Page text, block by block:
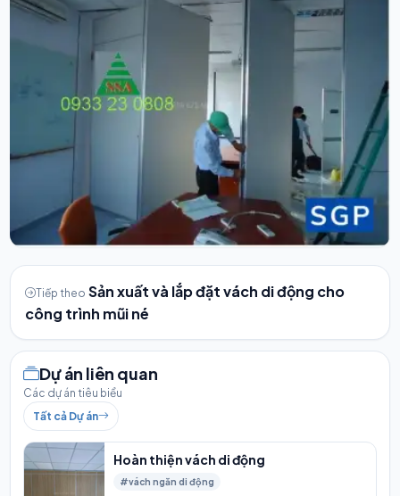
Tiếp theo Sản xuất và lắp đặt vách di động cho
công trình mũi né
Dự án liên quan
Các dự án tiêu biểu
Tất cả Dự án
Hoàn thiện vách di động
#vách ngăn di động